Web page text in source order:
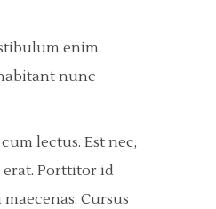
enim.
nunc
lectus. Est nec,
erat. Porttitor id
Cursus